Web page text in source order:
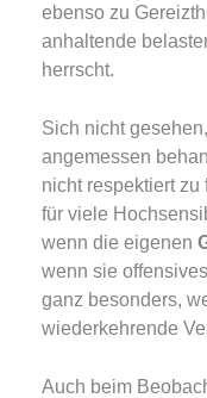
ebenso zu
anhaltende
herrscht.
Sich nicht
angemessen
nicht respektiert zu
für viele
wenn die eigenen
wenn sie
ganz besonders,
wiederkehrende
Auch beim